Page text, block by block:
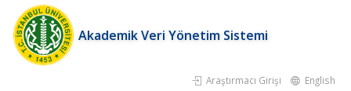
Akademik Veri Yönetim Sistemi
Araştırmacı Girişi English